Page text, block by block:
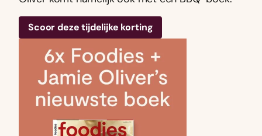
Scoor deze tijdelijke korting